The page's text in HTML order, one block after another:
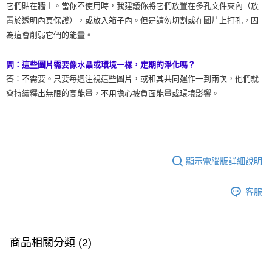
它們貼在牆上。當你不使用時，我建議你將它們放置在多孔文件夾內（放
置於透明內頁保護），或放入箱子內。但是請勿切割或在圖片上打孔，因
為這會削弱它們的能量。
問：這些圖片需要像水晶或環境一樣，定期的淨化嗎？
答：不需要。只要每週注視這些圖片，或和其共同運作一到兩次，他們就
會持續釋出無限的高能量，不用擔心被負面能量或環境影響。
顯示電腦版詳細說明
客服
商品相關分類 (2)